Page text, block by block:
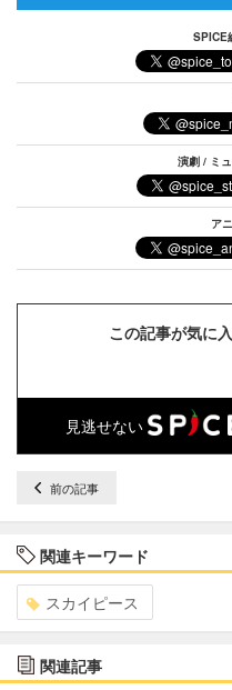
SPICE
演劇 / ミ
ア
この記事が気に
見逃せない
前の記事
関連キーワード
スカイピース
関連記事